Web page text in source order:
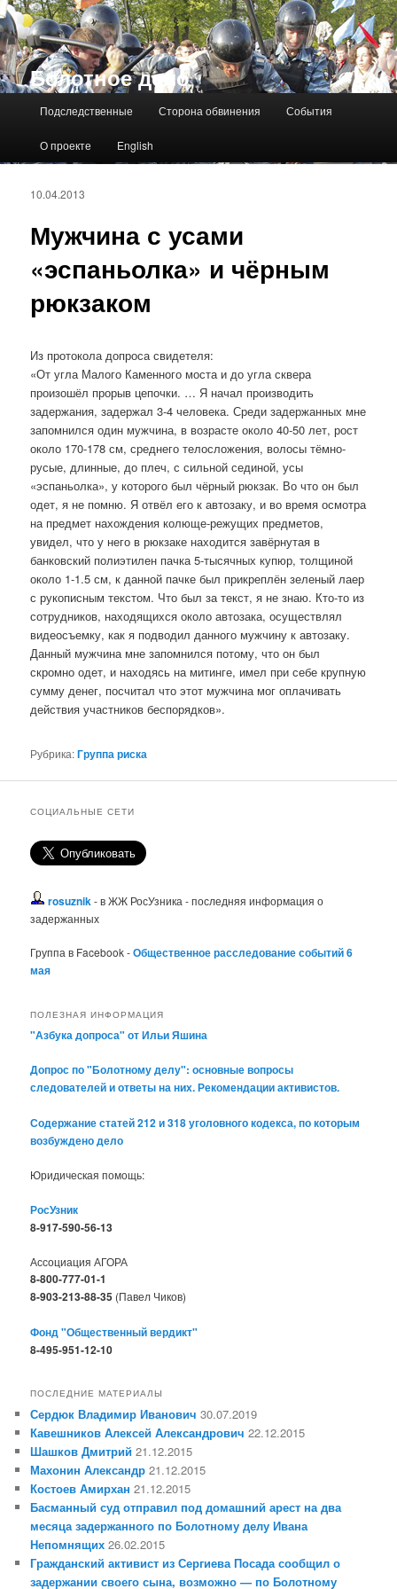
Болотное дело
Подследственные Сторона обвинения События
О проекте English
Мужчина с усами
«эспаньолка» и чёрным
рюкзаком
10.04.2013
Из протокола допроса свидетеля:
«От угла Малого Каменного моста и до угла сквера
произошёл прорыв цепочки. … Я начал производить
задержания, задержал 3-4 человека. Среди задержанных мне
запомнился один мужчина, в возрасте около 40-50 лет, рост
около 170-178 см, среднего телосложения, волосы тёмно-
русые, длинные, до плеч, с сильной сединой, усы
«эспаньолка», у которого был чёрный рюкзак. Во что он был
одет, я не помню. Я отвёл его к автозаку, и во время осмотра
на предмет нахождения колюще-режущих предметов,
увидел, что у него в рюкзаке находится завёрнутая в
банковский полиэтилен пачка 5-тысячных купюр, толщиной
около 1-1.5 см, к данной пачке был прикреплён зеленый лаер
с рукописным текстом. Что был за текст, я не знаю. Кто-то из
сотрудников, находящихся около автозака, осуществлял
видеосъемку, как я подводил данного мужчину к автозаку.
Данный мужчина мне запомнился потому, что он был
скромно одет, и находясь на митинге, имел при себе крупную
сумму денег, посчитал что этот мужчина мог оплачивать
действия участников беспорядков».
Рубрика:Группа риска
СОЦИАЛЬНЫЕ СЕТИ
rosuznik- в ЖЖ РосУзника - последняя информация о
задержанных
Группа в Facebook -Общественное расследование событий 6
мая
ПОЛЕЗНАЯ ИНФОРМАЦИЯ
"Азбука допроса" от Ильи Яшина
Допрос по "Болотному делу": основные вопросы
следователей и ответы на них. Рекомендации активистов.
Содержание статей 212 и 318 уголовного кодекса, по которым
возбуждено дело
Юридическая помощь:
РосУзник
8-917-590-56-13
Ассоциация АГОРА
8-800-777-01-1
8-903-213-88-35 (Павел Чиков)
Фонд "Общественный вердикт"
8-495-951-12-10
ПОСЛЕДНИЕ МАТЕРИАЛЫ
Сердюк Владимир Иванович 30.07.2019
Кавешников Алексей Александрович 22.12.2015
Шашков Дмитрий 21.12.2015
Махонин Александр 21.12.2015
Костоев Амирхан 21.12.2015
Басманный суд отправил под домашний арест на два
месяца задержанного по Болотному делу Ивана
Непомнящих 26.02.2015
Гражданский активист из Сергиева Посада сообщил о
задержании своего сына, возможно — по Болотному